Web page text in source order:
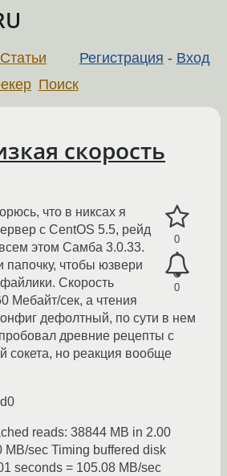
Регистрация - Вход
Статьи
Поиск
скорость
0
0
что в никсах я
с CentOS 5.5, рейд
этом Самба 3.0.33.
чтобы юзвери
Скорость
Мебайт/сек, а чтения
дефолтный, по сути в нем
пробовал древние рецепты с
сокета, но реакция вообще
reads: 38844 MB in 2.00
MB/sec Timing buffered disk
seconds = 105.08 MB/sec